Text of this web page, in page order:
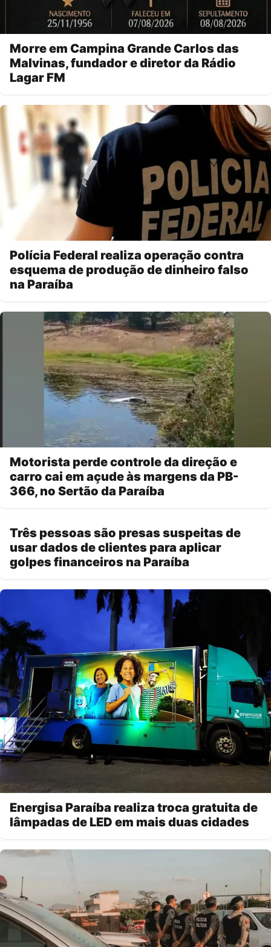
Morre em Campina Grande Carlos das
Malvinas, fundador e diretor da Rádio
Lagar FM
Polícia Federal realiza operação contra
esquema de produção de dinheiro falso
na Paraíba
Motorista perde controle da direção e
carro cai em açude às margens da PB-
366, no Sertão da Paraíba
Três pessoas são presas suspeitas de
usar dados de clientes para aplicar
golpes financeiros na Paraíba
Energisa Paraíba realiza troca gratuita de
lâmpadas de LED em mais duas cidades